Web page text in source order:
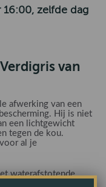
zelfde dag
van
afwerking van een
Hij is niet
een lichtgewicht
tegen de kou.
al je
waterafstotende